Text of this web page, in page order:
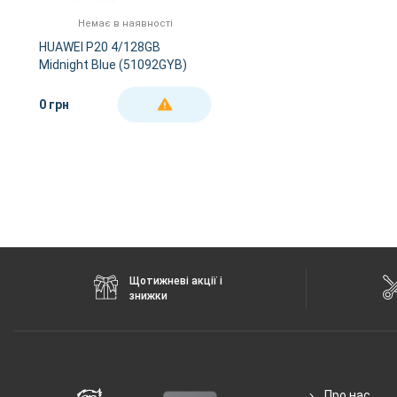
GPS
NFC
Інтерфейсний роз'єм
Немає в наявності
HUAWEI P20 4/128GB
Midnight Blue (51092GYB)
0 грн ДЕТАЛЬНІШЕ
Щотижневі акції і
знижки